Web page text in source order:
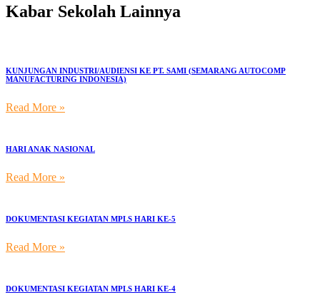
Kabar Sekolah Lainnya
KUNJUNGAN INDUSTRI/AUDIENSI KE PT. SAMI (SEMARANG AUTOCOMP
MANUFACTURING INDONESIA)
Read More »
HARI ANAK NASIONAL
Read More »
DOKUMENTASI KEGIATAN MPLS HARI KE-5
Read More »
DOKUMENTASI KEGIATAN MPLS HARI KE-4